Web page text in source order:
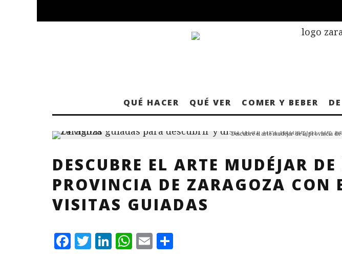
QUÉ HACER QUÉ VER COMER Y BEBER
Descubre el arte mudéjar de la provincia de
DESCUBRE EL ARTE MUDÉJAR
PROVINCIA DE ZARAGOZA CON
VISITAS GUIADAS
F T L W E